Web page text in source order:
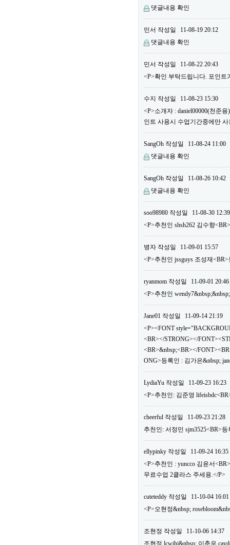
댓글내용 확인
민서 작성일
11-08-19 20:12
댓글내용 확인
민서 작성일
11-08-22 20:43
<P>확인 부탁드립니다. 포인트
수지 작성일
11-08-23 15:30
<P>소개자 : daniel00000(천준
인트 사용시 수업기간중에만
SangOh 작성일
11-08-24 11:00
댓글내용 확인
SangOh 작성일
11-08-26 10:42
댓글내용 확인
soo98980 작성일
11-08-30 12:39
<P>추천인 shsh262 김수향
병자 작성일
11-09-01 15:57
<P>추천인 jssguys 조성재
ryanmom 작성일
11-09-01 20:46
<P>추천인
Jane01 작성일
11-09-14 21:19
<P><FONT
<BR></STRONG></
<BR>&nbsp;<BR></
ONG>등록인 : 김가은&nbsp;
LydiaYu 작성일
11-09-23 16:23
<P>추천인: 김준영
cheerful 작성일
11-09-23 21:28
추천인: 서정민 sjm3525<BR>등
ellypinky 작성일
11-09-24 16:35
<P>추천인 : yuncco 김윤서
무료수업 2클라스 주세용.</P>
cuteteddy 작성일
11-10-04 16:01
<P>오현정&nbsp;
조현정 작성일
11-10-06 14:37
조현정 lcwjhj&nbsp; 이춘우